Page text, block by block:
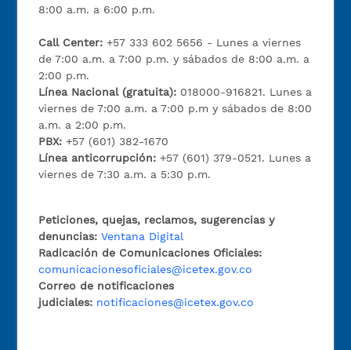
8:00 a.m. a 6:00 p.m.
Call Center:+57 333 602 5656 - Lunes a viernes
de 7:00 a.m. a 7:00 p.m. y sábados de 8:00 a.m. a
2:00 p.m.
Línea Nacional (gratuita): 018000-916821. Lunes a
viernes de 7:00 a.m. a 7:00 p.m y sábados de 8:00
a.m. a 2:00 p.m.
PBX:+57 (601) 382-1670
Línea anticorrupción:+57 (601) 379-0521. Lunes a
viernes de 7:30 a.m. a 5:30 p.m.
Peticiones, quejas, reclamos, sugerencias y
denuncias: Ventana Digital
Radicación de Comunicaciones Oficiales:
comunicacionesoficiales@icetex.gov.co
Correo de notificaciones
judiciales: notificaciones@icetex.gov.co